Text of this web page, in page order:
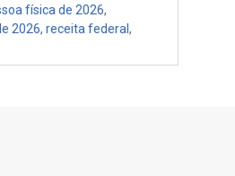
física de 2026,
2026, receita federal ,